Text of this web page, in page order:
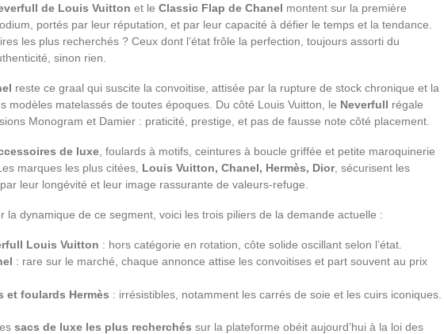
de Louis Vuitton et le Classic Flap de Chanel montent sur la première
portés par leur réputation, et par leur capacité à défier le temps et la tendance.
les plus recherchés ? Ceux dont l’état frôle la perfection, toujours assorti du
sinon rien.
reste ce graal qui suscite la convoitise, attisée par la rupture de stock chronique et la
modèles matelassés de toutes époques. Du côté Louis Vuitton, le Neverfull régale
Monogram et Damier : praticité, prestige, et pas de fausse note côté placement.
de luxe , foulards à motifs, ceintures à boucle griffée et petite maroquinerie
marques les plus citées, Louis Vuitton, Chanel, Hermès, Dior, sécurisent les
leur longévité et leur image rassurante de valeurs-refuge.
la dynamique de ce segment, voici les trois piliers de la demande actuelle :
Louis Vuitton : hors catégorie en rotation, côte solide oscillant selon l’état.
: rare sur le marché, chaque annonce attise les convoitises et part souvent au prix
et foulards Hermès : irrésistibles, notamment les carrés de soie et les cuirs iconiques.
sacs de luxe les plus recherchés sur la plateforme obéit aujourd’hui à la loi des